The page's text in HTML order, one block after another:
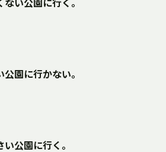
い公園に行く。
園に行かない。
公園に行く。